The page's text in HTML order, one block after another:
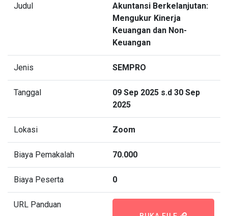
Judul
Akuntansi Berkelanjutan:
Mengukur Kinerja
Keuangan dan Non-
Keuangan
Jenis SEMPRO
Tanggal
09 Sep 2025 s.d 30 Sep
2025
Lokasi Zoom
Biaya Pemakalah 70.000
Biaya Peserta 0
URL Panduan